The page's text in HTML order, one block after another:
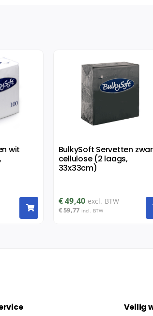
wit
BulkySoft Servetten
cellulose (2 laags,
33x33cm)
€49,40 excl. BTW
€59,77 incl. BTW
Veilig